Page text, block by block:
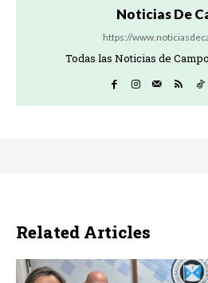
Noticias De
https://
Todas las Noticias de
Related Articles